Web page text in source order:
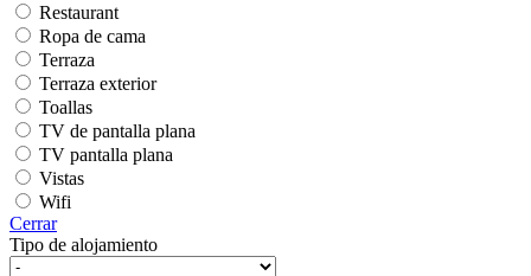
Restaurant
Ropa de cama
Terraza
Terraza exterior
Toallas
TV de pantalla plana
TV pantalla plana
Vistas
Wifi
Cerrar
Tipo de alojamiento